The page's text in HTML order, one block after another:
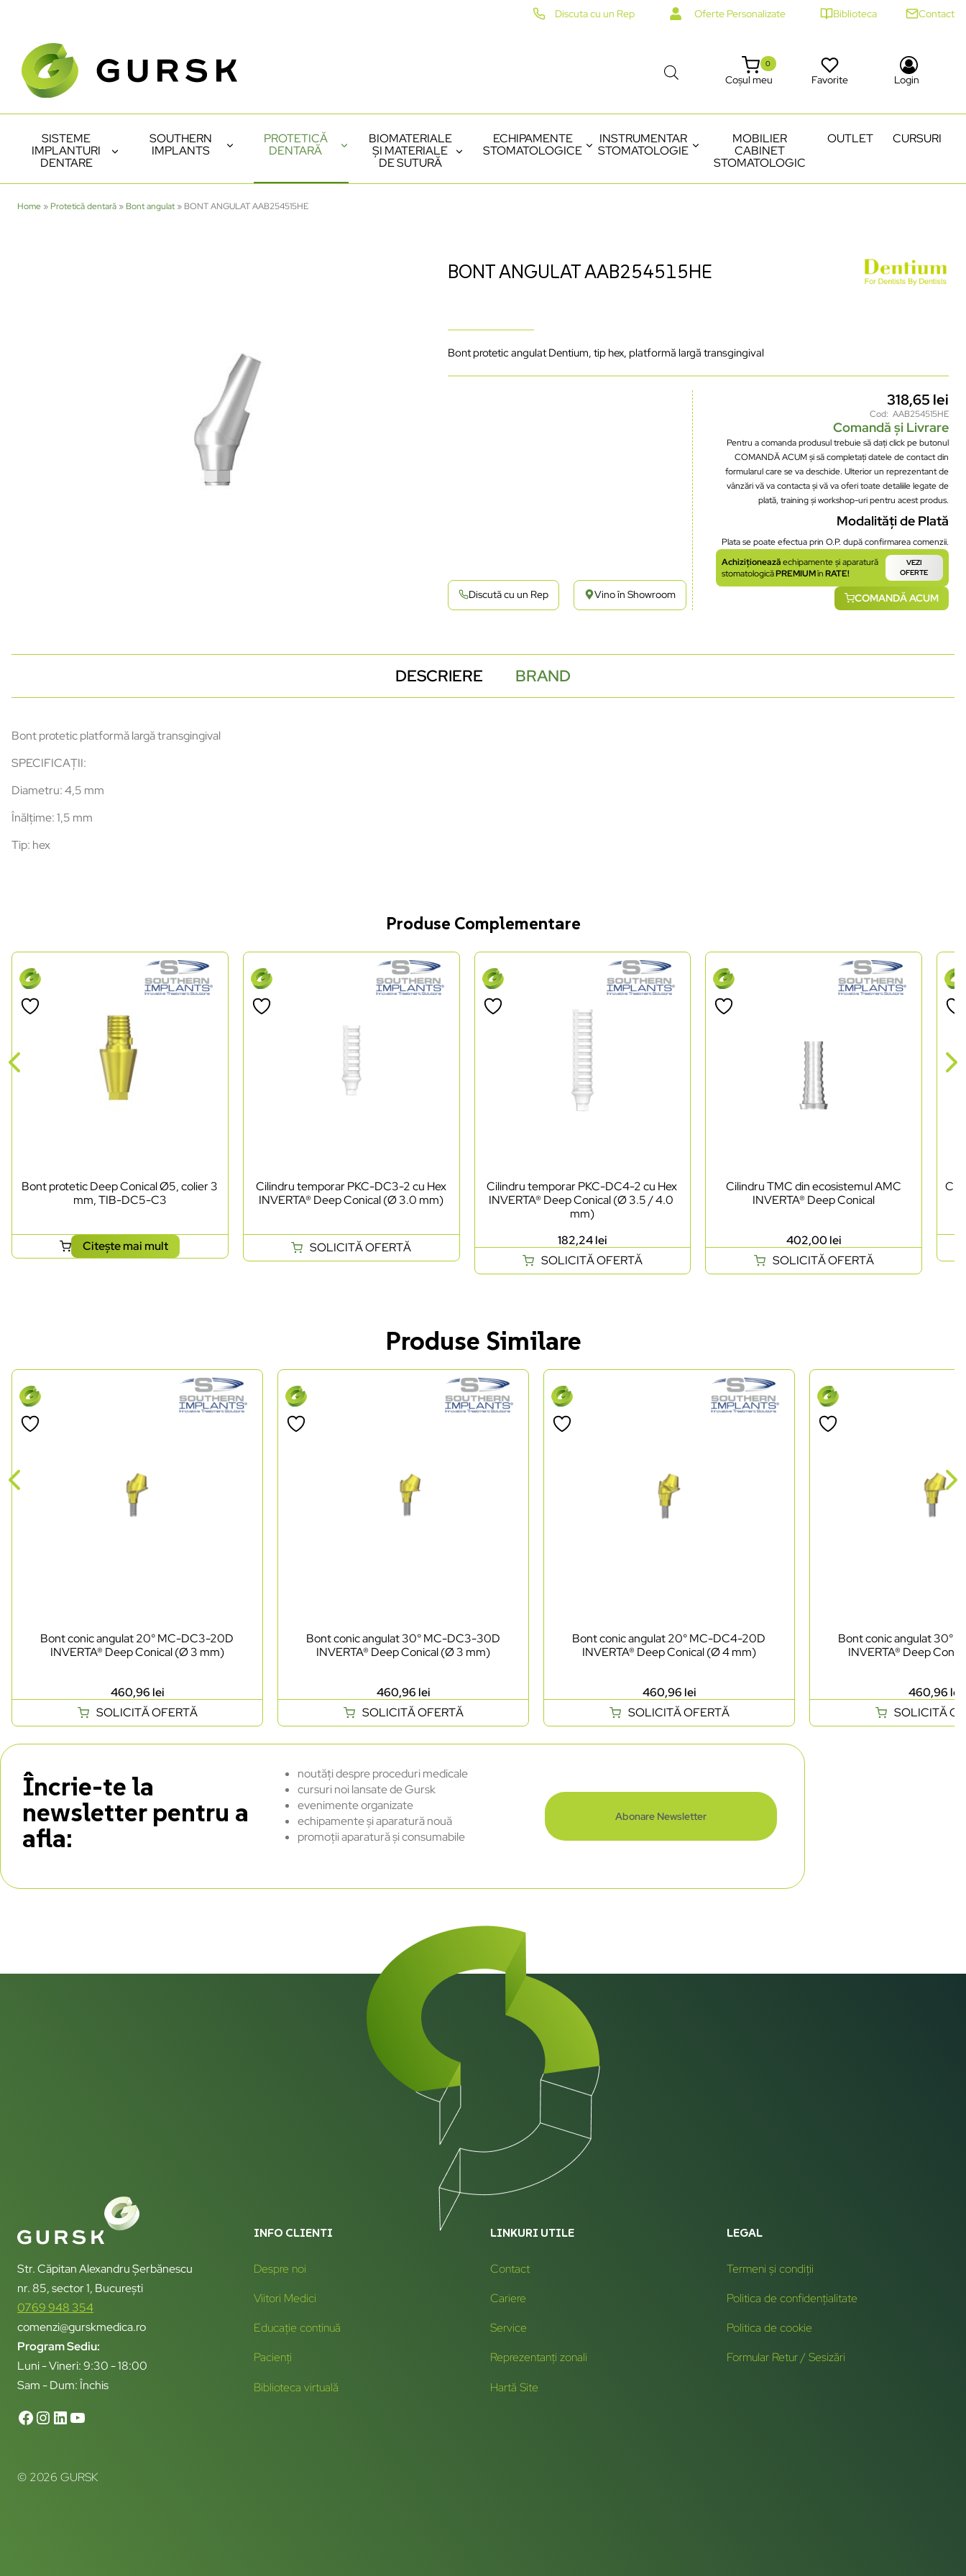
Discuta cu un Rep Oferte Personalizate Biblioteca Contact
Coșul meu
0
Favorite Login
SISTEME
IMPLANTURI
DENTARE
SOUTHERN
IMPLANTS
PROTETICĂ
DENTARĂ
BIOMATERIALE
ȘI MATERIALE
DE SUTURĂ
ECHIPAMENTE
STOMATOLOGICE
INSTRUMENTAR
STOMATOLOGIE
MOBILIER
CABINET
STOMATOLOGIC
OUTLET CURSURI
Home » Protetică dentară » Bont angulat» BONT ANGULAT AAB254515HE
BONT ANGULAT AAB254515HE
Bont protetic angulat Dentium, tip hex, platformă largă transgingival
Discută cu un Rep Vino în Showroom
318,65 lei
Cod: AAB254515HE
Comandă și Livrare
Pentru a comanda produsul trebuie să dați click pe butonul
COMANDĂ ACUM și să completați datele de contact din
formularul care se va deschide. Ulterior un reprezentant de
vânzări vă va contacta și vă va oferi toate detaliile legate de
plată, training și workshop-uri pentru acest produs.
Modalități de Plată
Plata se poate efectua prin O.P. după confirmarea comenzii.
Achiziționeazăechipamente și aparatură
stomatologicăPREMIUMînRATE!
VEZI
OFERTE
COMANDĂ ACUM
DESCRIERE BRAND
Bont protetic platformă largă transgingival
SPECIFICAȚII:
Diametru: 4,5 mm
Înălțime: 1,5 mm
Tip: hex
Produse Complementare
Bont protetic Deep Conical Ø5, colier 3
mm, TIB-DC5-C3
Citește mai mult
Cilindru temporar PKC-DC3-2 cu Hex
INVERTA® Deep Conical (Ø 3.0 mm)
SOLICITĂ OFERTĂ
Cilindru temporar PKC-DC4-2 cu Hex
INVERTA® Deep Conical (Ø 3.5 / 4.0
mm)
182,24lei
SOLICITĂ OFERTĂ
Cilindru TMC din ecosistemul AMC
INVERTA® Deep Conical
402,00 lei
SOLICITĂ OFERTĂ
Produse Similare
Bont conic angulat 20° MC-DC3-20D
INVERTA® Deep Conical (Ø 3 mm)
460,96 lei
SOLICITĂ OFERTĂ
Bont conic angulat 30° MC-DC3-30D
INVERTA® Deep Conical (Ø 3 mm)
460,96 lei
SOLICITĂ OFERTĂ
Bont conic angulat 20° MC-DC4-20D
INVERTA® Deep Conical (Ø 4 mm)
460,96 lei
SOLICITĂ OFERTĂ
Bont conic angulat 30°
INVERTA® Deep
460,96 lei
SOLICITĂ
Încrie-te la
newsletter pentru a
afla:
noutăți despre proceduri medicale
cursuri noi lansate de Gursk
evenimente organizate
echipamente și aparatură nouă
promoții aparatură și consumabile
Abonare Newsletter
Str. Căpitan Alexandru Șerbănescu
nr. 85, sector 1, București
0769 948 354
comenzi@gurskmedica.ro
Program Sediu:
Luni - Vineri: 9:30 - 18:00
Sam - Dum: Închis
© 2026 GURSK
INFO CLIENTI
Despre noi
Viitori Medici
Educație continuă
Pacienți
Biblioteca virtuală
LINKURI UTILE
Contact
Cariere
Service
Reprezentanți zonali
Hartă Site
LEGAL
Termeni și condiții
Politica de confidențialitate
Politica de cookie
Formular Retur / Sesizări